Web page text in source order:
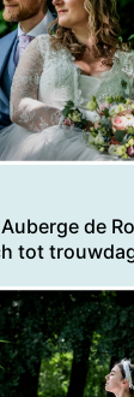
de
tot